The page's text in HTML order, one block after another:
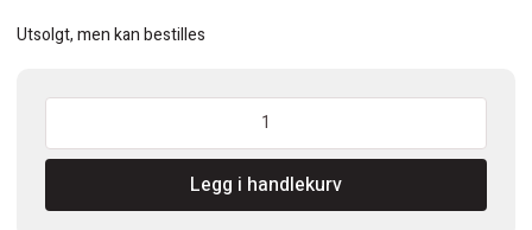
Utsolgt, men kan bestilles
CMT
10mm
antall
Legg i handlekurv